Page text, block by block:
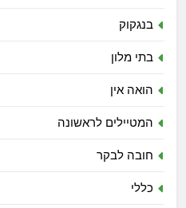
בנגקוק
בתי מלון
הואה אין
המטיילים לראשונה
חובה לבקר
כללי